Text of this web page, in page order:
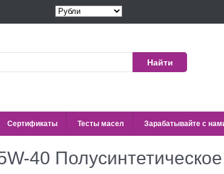
Найти
Сертификаты Тесты масел Зарабатывайте с
40